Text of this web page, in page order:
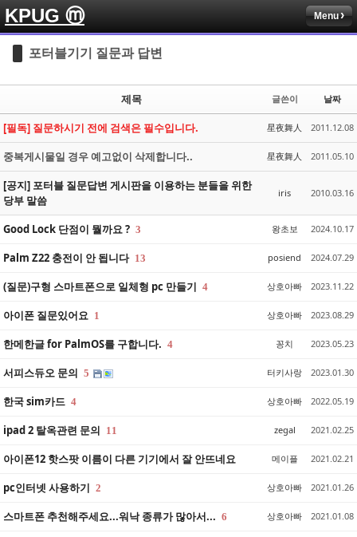
KPUG ⓜ Menu
포터블기기 질문과 답변
제목 글쓴이 날짜
[필독] 질문하시기 전에 검색은 필수입니다. 星夜舞人 2011.12.08
중복게시물일 경우 예고없이 삭제합니다.. 星夜舞人 2011.05.10
[공지] 포터블 질문답변 게시판을 이용하는 분들을 위한
당부 말씀
iris 2010.03.16
Good Lock 단점이 뭘까요 ? 3 왕초보 2024.10.17
Palm Z22 충전이 안 됩니다 13 posiend 2024.07.29
(질문)구형 스마트폰으로 일체형 pc 만들기 4 상호아빠 2023.11.22
아이폰 질문있어요 1 상호아빠 2023.08.29
한메한글 for PalmOS를 구합니다. 4 꽁치 2023.05.23
서피스듀오 문의 5 터키사랑 2023.01.30
한국 sim카드 4 상호아빠 2022.05.19
ipad 2 탈옥관련 문의 11 zegal 2021.02.25
아이폰12 핫스팟 이름이 다른 기기에서 잘 안뜨네요 메이플 2021.02.21
pc인터넷 사용하기 2 상호아빠 2021.01.26
스마트폰 추천해주세요...워낙 종류가 많아서... 6 상호아빠 2021.01.08
Sketchbook5, 스케치북5
Sketchbook5, 스케치북5
Sketchbook5, 스케치북5
Sketchbook5, 스케치북5